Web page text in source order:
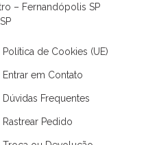
– Fernandópolis SP
Política de Cookies (UE)
Entrar em Contato
Dúvidas Frequentes
Rastrear Pedido